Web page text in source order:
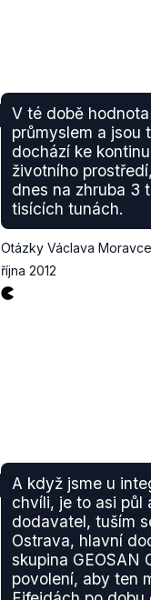
V té době
průmyslem a jsou
dochází ke
životního
dnes na zhruba 3
tisících tunách.
Otázky Václava
října 2012
A když jsme u
chvíli, je to asi půl
dodavatel, tuším
Ostrava, hlavní
skupina GEOSAN
povolení, aby ten